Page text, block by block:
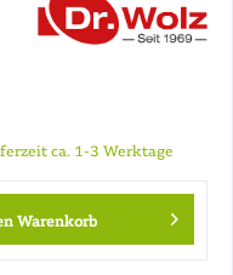
ca. 1-3 Werktage
Warenkorb